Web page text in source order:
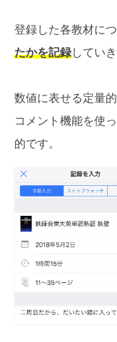
登録した各教材に
たかを記録していき
数値に表せる定量
コメント機能を使
的です。